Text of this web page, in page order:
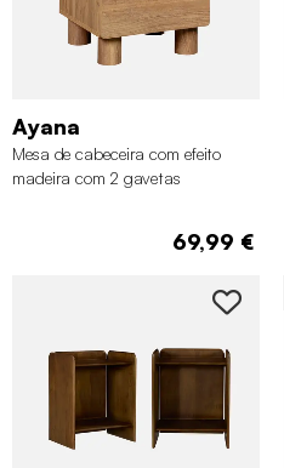
Ayana
Mesa de cabeceira com efeito
madeira com 2 gavetas
69,99 €